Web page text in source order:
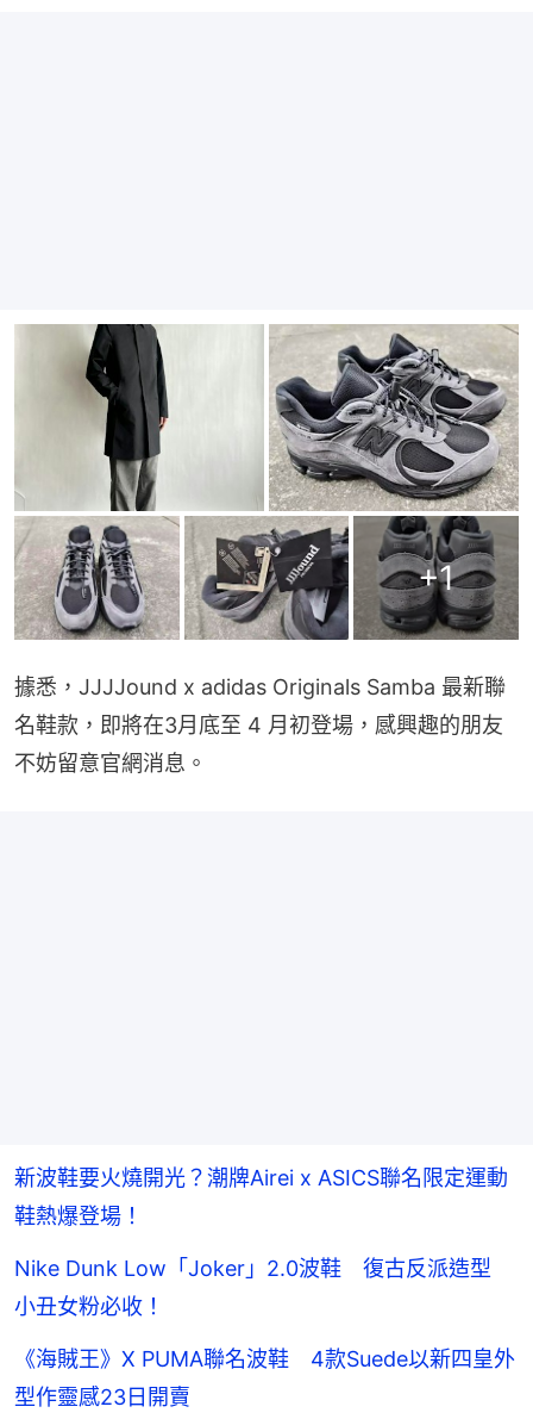
+1
據悉，JJJJound x adidas Originals Samba 最新聯
名鞋款，即將在3月底至 4 月初登場，感興趣的朋友
不妨留意官網消息。
新波鞋要火燒開光？潮牌Airei x ASICS聯名限定運動
鞋熱爆登場！
Nike Dunk Low「Joker」2.0波鞋 復古反派造型
小丑女粉必收！
《海賊王》X PUMA聯名波鞋 4款Suede以新四皇外
型作靈感23日開賣